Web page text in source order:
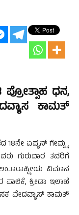
ಧನ,
ಕಾಮತ್
18ನೇ ಏಷ್ಯನ್ ಗೇಮ್ಸ್ನ
ಗುರುವಾರ ತವರಿಗೆ
ವಿಮಾನ
ಪಾಲಿಕೆ, ಕ್ರೀಡಾ ಇಲಾಖೆ
ವೇದವ್ಯಾಸ್ ಕಾಮತ್